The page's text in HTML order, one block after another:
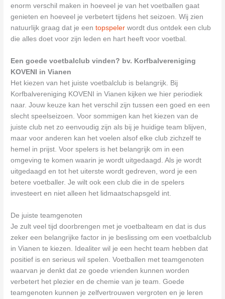
enorm verschil maken in hoeveel je van het voetballen gaat
genieten en hoeveel je verbetert tijdens het seizoen. Wij zien
natuurlijk graag dat je eentopspeler wordt dus ontdek een club
die alles doet voor zijn leden en hart heeft voor voetbal.
Een goede voetbalclub vinden? bv. Korfbalvereniging
KOVENI in Vianen
Het kiezen van het juiste voetbalclub is belangrijk. Bij
Korfbalvereniging KOVENI in Vianen kijken we hier periodiek
naar. Jouw keuze kan het verschil zijn tussen een goed en een
slecht speelseizoen. Voor sommigen kan het kiezen van de
juiste club net zo eenvoudig zijn als bij je huidige team blijven,
maar voor anderen kan het voelen alsof elke club zichzelf te
hemel in prijst. Voor spelers is het belangrijk om in een
omgeving te komen waarin je wordt uitgedaagd. Als je wordt
uitgedaagd en tot het uiterste wordt gedreven, word je een
betere voetballer. Je wilt ook een club die in de spelers
investeert en niet alleen het lidmaatschapsgeld int.
De juiste teamgenoten
Je zult veel tijd doorbrengen met je voetbalteam en dat is dus
zeker een belangrijke factor in je beslissing om een voetbalclub
in Vianen te kiezen. Idealiter wil je een hecht team hebben dat
positief is en serieus wil spelen. Voetballen met teamgenoten
waarvan je denkt dat ze goede vrienden kunnen worden
verbetert het plezier en de chemie van je team. Goede
teamgenoten kunnen je zelfvertrouwen vergroten en je leren